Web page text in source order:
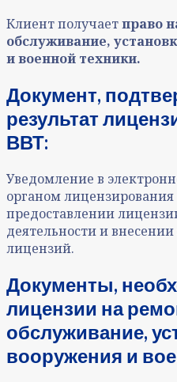
Клиент получаетправо
обслуживание,
и военной техники.
Документ,
результат
ВВТ:
Уведомление в
органом лицензирования
предоставлении
деятельности и внесении
лицензий.
Документы,
лицензии на
обслуживание,
вооружения и